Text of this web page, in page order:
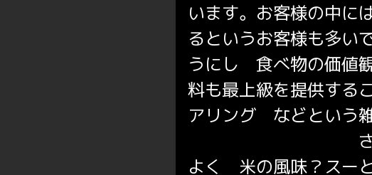
います。お客様の中に
るというお客様も多い
うにし 食べ物の価値
料も最上級を提供する
アリング などという
よく 米の風味？スー